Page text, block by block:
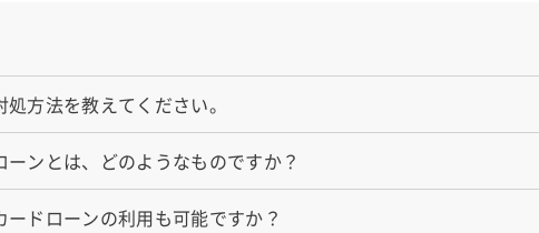
方法を教えてください。
ンとは、どのようなものですか？
ドローンの利用も可能ですか？